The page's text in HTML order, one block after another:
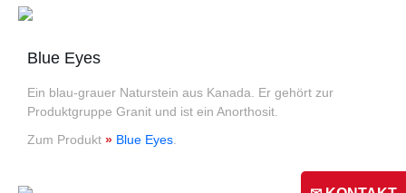
Blue Eyes
Ein blau-grauer Naturstein aus Kanada. Er gehört zur
Produktgruppe Granit und ist ein Anorthosit.
Zum Produkt » Blue Eyes